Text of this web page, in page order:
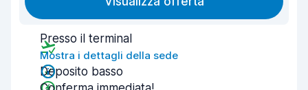
Presso il terminal
Mostra i dettagli della sede
Deposito basso